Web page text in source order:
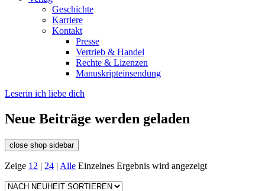
Geschichte
Karriere
Kontakt
Presse
Vertrieb & Handel
Rechte & Lizenzen
Manuskripteinsendung
Leserin ich liebe dich
Neue Beiträge werden geladen
close shop sidebar
Zeige 12 | 24 | Alle Einzelnes Ergebnis wird angezeigt